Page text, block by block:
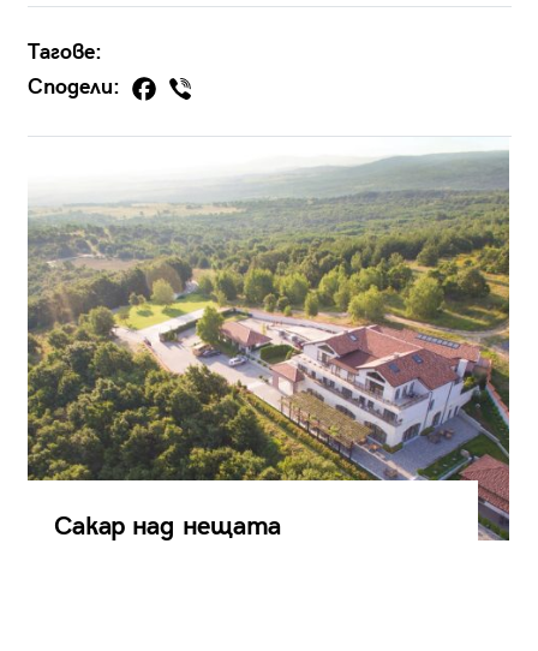
Тагове:
Сподели:
Сакар над нещата